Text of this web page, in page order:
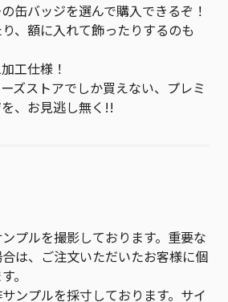
缶バッジを選んで購入できるぞ！
、額に入れて飾ったりするのも
工仕様！
ズストアでしか買えない、プレミ
、お見逃し無く!!
プルを撮影しております。重要な
は、ご注文いただいたお客様に個
。
ンプルを採寸しております。サイ